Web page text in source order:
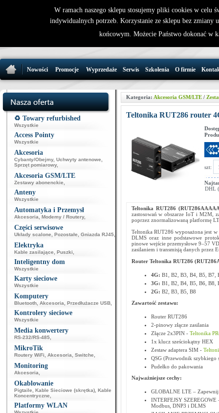
32 721 86
Nowości Promocje Wyprzedaże Serwis Szkolenia O firmie
♻️ Towary refurbished
Wszystkie
Access Pointy
Wszystkie
Akcesoria
Cybanty/Obejmy, Uchwyty antenowe
Sprzęt pomiarowy,
Akcesoria GSM/LTE
Zestawy abonenckie
Anteny
Wszystkie
Automatyka i Przemysł
Akcesoria Modemy / Routery,
Części serwisowe
Układy scalone Pozostałe Gniazda RJ45
Elektryka
Kable zasilające Puszki
Inteligentny dom
Wszystkie
Karty sieciowe
Wszystkie
Komputery
Bluetooth Akcesoria Przedłużacze USB
Kontrolery sieciowe
Wszystkie
Media konwertery
RS-232/RS-485
MikroTik
Routery WiFi Akcesoria Switche
Monitoring
Akcesoria
Okablowanie
Pigtaile Kable Sieciowe (skrętka) Kable
Koncentryczne
Platformy WLAN
Kategoria: Akcesoria GSM/LTE/
Teltonika RUT286 router
szt:
DHL
Teltonika RUT286
zastosowań w obszarze IoT i M2M,
poprzez znormalizowaną platformę
Teltonika RUT286 wyposażona jest
DLMS oraz inne podstawowe
pinowe wejście przemysłowe 9–57
zasilaniem i transmisją danych przez
Router Teltonika RUT286
4G: B1, B2, B3, B4, B5, B7,
3G: B1, B2, B4, B5, B6, B8,
2G: B2, B3, B5, B8
Zawartość zestawu:
Router RUT286
2-pinowy złącze zasilania
Złącze 2x3PIN - Teltonika
1x klucz sześciokątny HEX
Zestaw adaptera SIM -
QSG (Przewodnik szybkiego
Pudełko do pakowania
Najważniejsze cechy:
GLOBALNE LTE – Zapewnij
INTERFEJSY
Modbus, DNP3 i DLMS
W ramach naszego sklepu stosujemy pliki cookies w celu
indywidualnych potrzeb. Korzystanie ze sklepu bez zmiany
końcowym. Możecie Państwo dokonać w